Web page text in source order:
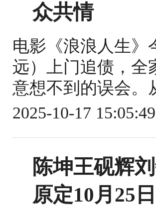
众共情
电影《浪浪人生》
远）上门追债，全
意想不到的误会。
2025-10-17 15:05:49
陈坤王砚辉
原定10月25